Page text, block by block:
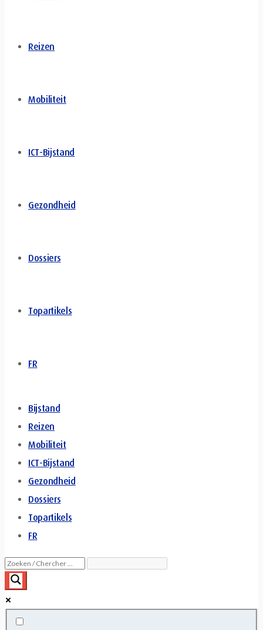
Reizen
Mobiliteit
ICT-Bijstand
Gezondheid
Dossiers
Topartikels
FR
Bijstand
Reizen
Mobiliteit
ICT-Bijstand
Gezondheid
Dossiers
Topartikels
FR